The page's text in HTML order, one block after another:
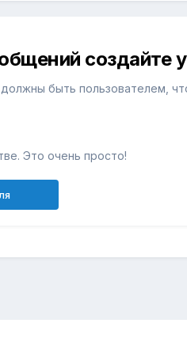
создайте
быть пользователем,
Это очень просто!